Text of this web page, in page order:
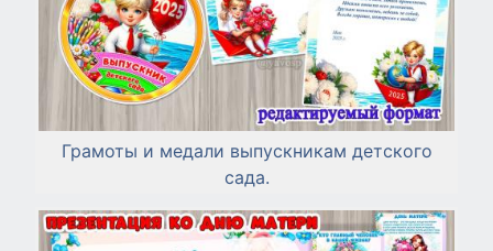
Грамоты и медали выпускникам детского
сада.